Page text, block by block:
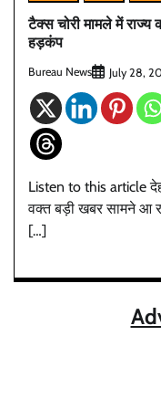
टैक्स चोरी मामले में राज्य
हड़कंप
Bureau News July 28,
Listen to this article
वक्त बड़ी खबर सामने आ
[…]